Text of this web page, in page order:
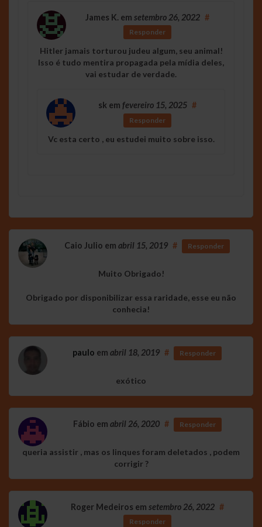
James K.em setembro 26, 2022 #
Responder
Hitler jamais torturou judeu algum, seu animal!
Isso é tudo mentira propagada pela mídia deles,
vai estudar de verdade.
sk em fevereiro 15, 2025 #
Responder
Vc esta certo , eu estudei muito sobre isso.
Caio Julio em abril 15, 2019 # Responder
Muito Obrigado!
Obrigado por disponibilizar essa raridade, esse eu não
conhecia!
paulo em abril 18, 2019 # Responder
exótico
Fábio em abril 26, 2020 # Responder
queria assistir , mas os linques foram deletados , podem
corrigir ?
Roger Medeiros em setembro 26, 2022 #
Responder